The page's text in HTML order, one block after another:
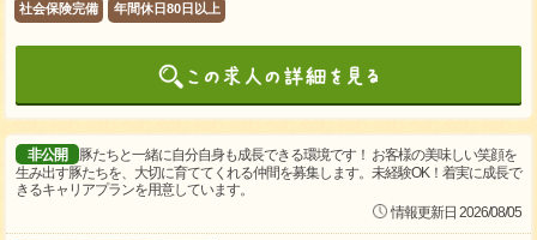
社会保険完備 年間休日80日以上
非公開
豚たちと一緒に自分自身も成長できる環境です！ お客様の美味しい笑顔を
生み出す豚たちを、大切に育ててくれる仲間を募集します。未経験OK！着実に成長で
きるキャリアプランを用意しています。
情報更新日 2026/08/05